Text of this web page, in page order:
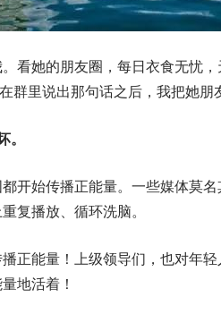
看她的朋友圈，每日衣食无忧
群里说出那句话之后，我把她朋
开始传播正能量。一些媒体莫
复播放、循环洗脑。
正能量！上级领导们，也对年
地活着！